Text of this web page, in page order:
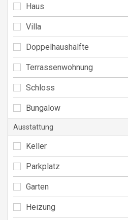
Haus
Villa
Doppelhaushälfte
Terrassenwohnung
Schloss
Bungalow
Ausstattung
Keller
Parkplatz
Garten
Heizung